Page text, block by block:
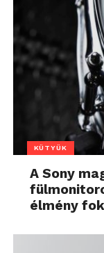
KÜTYÜK
A Sony
élmény